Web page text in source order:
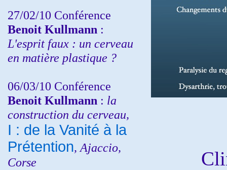
27/02/10 Conférence
Benoit Kullmann :
L'esprit faux : un cerveau
en matière plastique ?
06/03/10 Conférence
Benoit Kullmann : la
construction du cerveau,
I : de la Vanité à la
Prétention, Ajaccio,
Corse